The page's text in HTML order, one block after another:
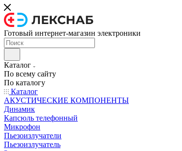
Готовый интернет-магазин электроники
Каталог
По всему сайту
По каталогу
Каталог
АКУСТИЧЕСКИЕ КОМПОНЕНТЫ
Динамик
Капсюль телефонный
Микрофон
Пьезоизлучатели
Пьезоизлучатель